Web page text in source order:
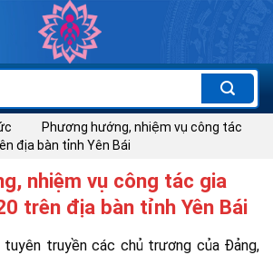
Phương hướng, nhiệm vụ công tác
địa bàn tỉnh Yên Bái
nhiệm vụ công tác gia
trên địa bàn tỉnh Yên Bái
truyền các chủ trương của Đảng,